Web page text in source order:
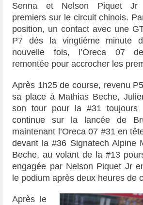
Senna et Nelson Piquet Jr
premiers sur le circuit chinois.
position, un contact avec une
P7 dès la vingtième minute
nouvelle fois, l’Oreca 07
remontée pour accrocher les
Après 1h25 de course, revenu
sa place à Mathias Beche,
son tour pour la #31 toujours
continue sur la lancée de
maintenant l’Oreca 07 #31 en
devant la #36 Signatech Alpine
Beche, au volant de la #13
engagée par Nelson Piquet Jr
le podium après deux heures de
Après le